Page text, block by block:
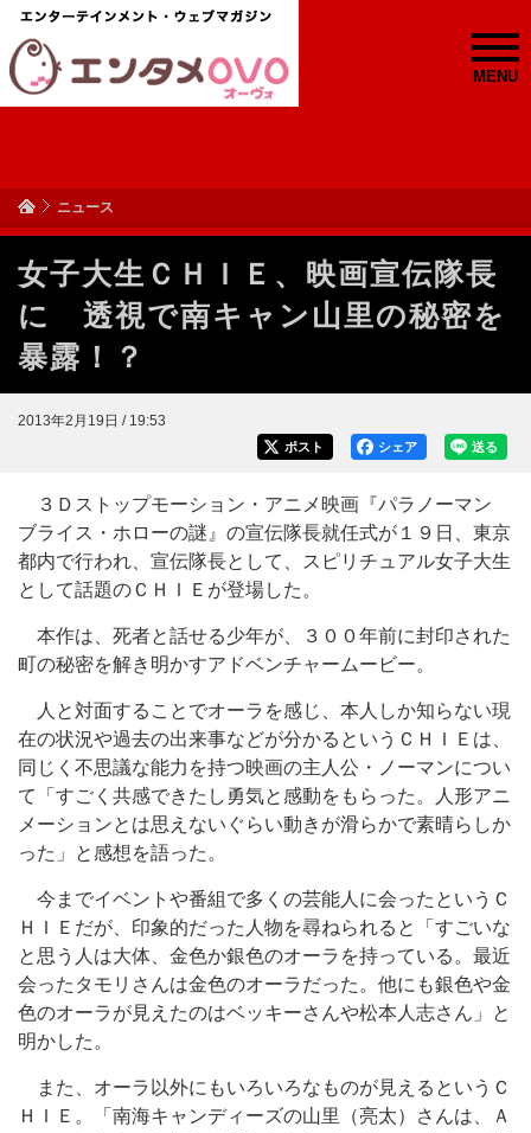
MENU
ニュース
女子大生ＣＨＩＥ、映画宣伝隊長
に 透視で南キャン山里の秘密を
暴露！？
2013年2月19日 / 19:53
送る
シェア
ポスト
３Ｄストップモーション・アニメ映画『パラノーマン
ブライス・ホローの謎』の宣伝隊長就任式が１９日、東京
都内で行われ、宣伝隊長として、スピリチュアル女子大生
として話題のＣＨＩＥが登場した。
本作は、死者と話せる少年が、３００年前に封印された
町の秘密を解き明かすアドベンチャームービー。
人と対面することでオーラを感じ、本人しか知らない現
在の状況や過去の出来事などが分かるというＣＨＩＥは、
同じく不思議な能力を持つ映画の主人公・ノーマンについ
て「すごく共感できたし勇気と感動をもらった。人形アニ
メーションとは思えないぐらい動きが滑らかで素晴らしか
った」と感想を語った。
今までイベントや番組で多くの芸能人に会ったというＣ
ＨＩＥだが、印象的だった人物を尋ねられると「すごいな
と思う人は大体、金色か銀色のオーラを持っている。最近
会ったタモリさんは金色のオーラだった。他にも銀色や金
色のオーラが見えたのはベッキーさんや松本人志さん」と
明かした。
また、オーラ以外にもいろいろなものが見えるというＣ
ＨＩＥ。「南海キャンディーズの山里（亮太）さんは、Ａ